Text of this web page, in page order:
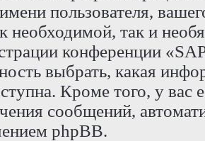
пользователя,
необходимой, так и
конференции
выбрать, какая
Кроме того, у вас
сообщений,
phpBB.